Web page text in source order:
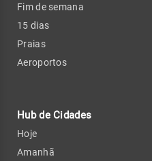
Fim de semana
15 dias
Praias
Aeroportos
Hub de Cidades
Hoje
Amanhã